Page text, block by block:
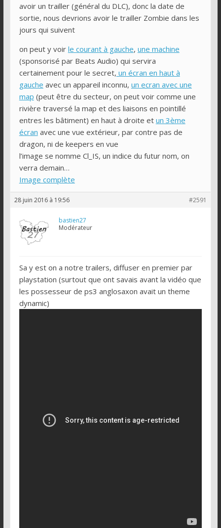
avoir un trailler (général du DLC), donc la date de
sortie, nous devrions avoir le trailler Zombie dans les
jours qui suivent
on peut y voir le courant à gauche, une machine
(sponsorisé par Beats Audio) qui servira
certainement pour le secret, un écran en haut à
gauche avec un appareil inconnu, un ecran avec une
map (peut être du secteur, on peut voir comme une
rivière traversé la map et des liaisons en pointillé
entres les bâtiment) en haut à droite et un 3ème
écran avec une vue extérieur, par contre pas de
dragon, ni de keepers en vue
l’image se nomme Cl_IS, un indice du futur nom, on
verra demain…
Image complète
28 juin 2016 à 19:56 #2591
bastien27
Modérateur
Sa y est on a notre trailers, diffuser en premier par
playstation (surtout que ont savais avant la vidéo que
les possesseur de ps3 anglosaxon avait un theme
dynamic)